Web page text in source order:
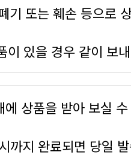
이 있을 경우 같이 보
까지 완료되면 당일